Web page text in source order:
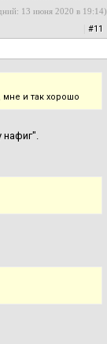
13 июня 2020 в 19:14)
#11
и так хорошо
нафиг".